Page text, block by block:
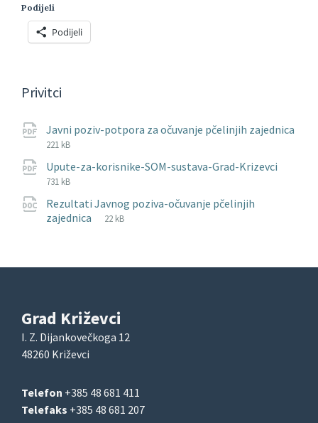
Podijeli
Podijeli
Privitci
Javni poziv-potpora za očuvanje pčelinjih zajednica
File
pdf
File
221 kB
Upute-za-korisnike-SOM-sustava-Grad-Krizevci
731 kB
Rezultati Javnog poziva-očuvanje pčelinjih
zajednica
File
docx
File
22 kB
Grad Križevci
I. Z. Dijankovečkoga 12
48260 Križevci
Telefon +385 48 681 411
Telefaks +385 48 681 207